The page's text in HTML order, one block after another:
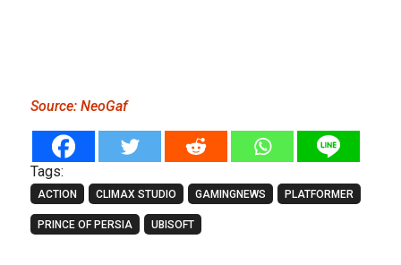
Source: NeoGaf
Tags:
ACTION CLIMAX STUDIO GAMINGNEWS PLATFORMER
PRINCE OF PERSIA UBISOFT